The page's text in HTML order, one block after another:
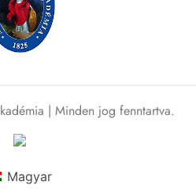
| Minden jog fenntartva.
Magyar